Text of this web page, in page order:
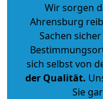
Wir sorgen
Ahrensburg
Sachen
sich selbst von
der Qualität.
Sie